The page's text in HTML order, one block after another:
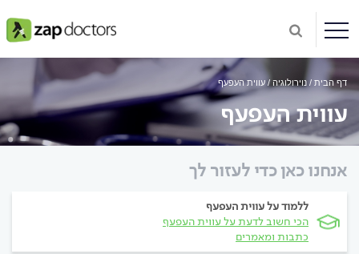
דף הבית נוירולוגיה עווית העפעף
עווית העפעף
אנחנו כאן כדי לעזור לך
ללמוד על עווית העפעף
הכי חשוב לדעת על עווית העפעף
כתבות ומאמרים